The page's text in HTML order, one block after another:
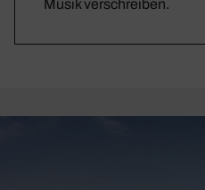
Musik verschreiben.